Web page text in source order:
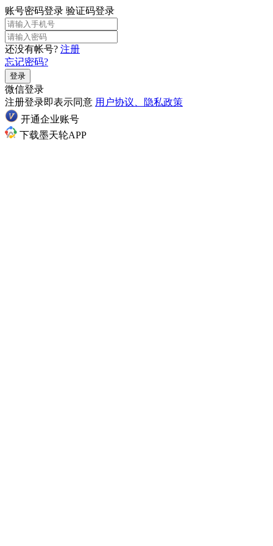
账号密码登录 验证码登录
还没有帐号? 注册
忘记密码?
登录
微信登录
注册登录即表示同意 用户协议、隐私政策
开通企业账号
下载墨天轮APP